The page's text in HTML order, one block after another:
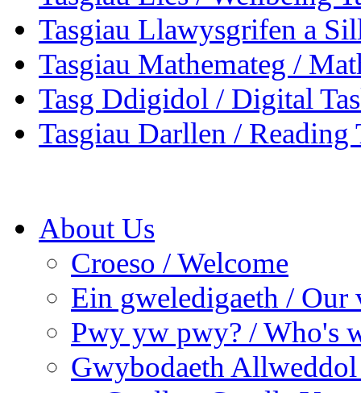
Tasgiau Llawysgrifen a
Tasgiau Mathemateg /
Tasg Ddigidol / Digital
Tasgiau Darllen / Reading
About Us
Croeso / Welcome
Ein gweledigaeth / Our
Pwy yw pwy? / Who's
Gwybodaeth